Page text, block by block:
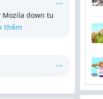
Mozila down tu
thêm